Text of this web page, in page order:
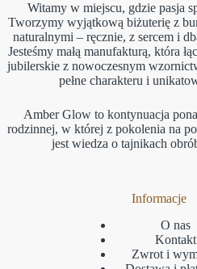
Witamy w miejscu, gdzie pasja
Tworzymy wyjątkową biżuterię z
naturalnymi – ręcznie, z sercem i
Jesteśmy małą manufakturą, która
jubilerskie z nowoczesnym
pełne charakteru i
Amber Glow to kontynuacja
rodzinnej, w której z pokolenia na
jest wiedza o tajnikach
Informacje
O nas
Kontakt
Zwrot i